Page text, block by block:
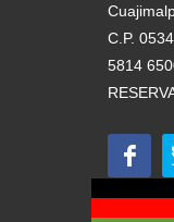
C.P.
5814